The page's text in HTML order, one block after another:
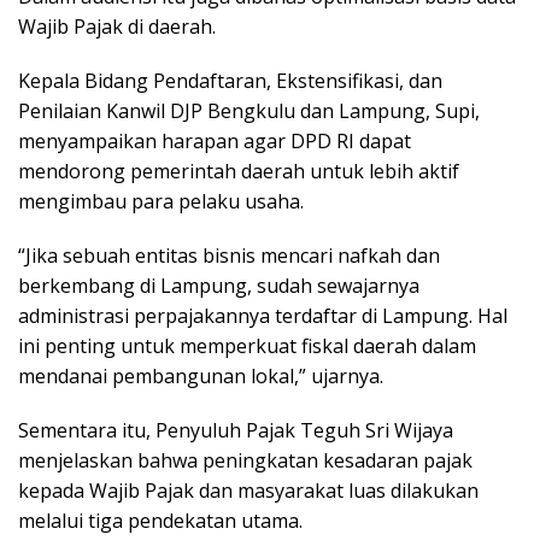
Wajib Pajak di daerah.
Kepala Bidang Pendaftaran, Ekstensifikasi, dan
Penilaian Kanwil DJP Bengkulu dan Lampung, Supi,
menyampaikan harapan agar DPD RI dapat
mendorong pemerintah daerah untuk lebih aktif
mengimbau para pelaku usaha.
“Jika sebuah entitas bisnis mencari nafkah dan
berkembang di Lampung, sudah sewajarnya
administrasi perpajakannya terdaftar di Lampung. Hal
ini penting untuk memperkuat fiskal daerah dalam
mendanai pembangunan lokal,” ujarnya.
Sementara itu, Penyuluh Pajak Teguh Sri Wijaya
menjelaskan bahwa peningkatan kesadaran pajak
kepada Wajib Pajak dan masyarakat luas dilakukan
melalui tiga pendekatan utama.